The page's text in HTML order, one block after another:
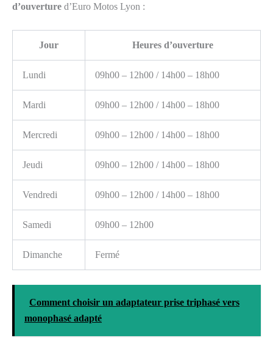
d’ouverture d’Euro Motos Lyon :
Jour Heures d’ouverture
Lundi 09h00 – 12h00 / 14h00 – 18h00
Mardi 09h00 – 12h00 / 14h00 – 18h00
Mercredi 09h00 – 12h00 / 14h00 – 18h00
Jeudi 09h00 – 12h00 / 14h00 – 18h00
Vendredi 09h00 – 12h00 / 14h00 – 18h00
Samedi 09h00 – 12h00
Dimanche Fermé
Comment choisir un adaptateur prise triphasé vers
monophasé adapté